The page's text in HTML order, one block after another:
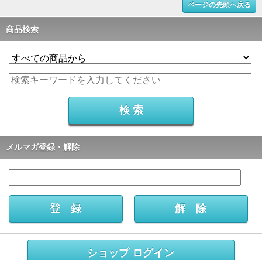
ページの先頭へ戻る
商品検索
メルマガ登録・解除
ショップ ログイン